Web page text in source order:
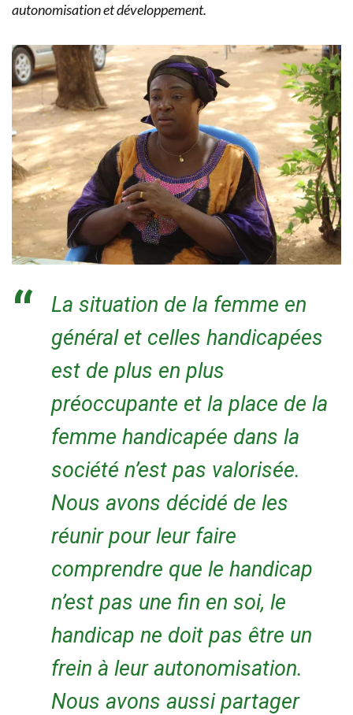
autonomisation et développement.
La situation de la femme en
général et celles handicapées
est de plus en plus
préoccupante et la place de la
femme handicapée dans la
société n’est pas valorisée.
Nous avons décidé de les
réunir pour leur faire
comprendre que le handicap
n’est pas une fin en soi, le
handicap ne doit pas être un
frein à leur autonomisation.
Nous avons aussi partager